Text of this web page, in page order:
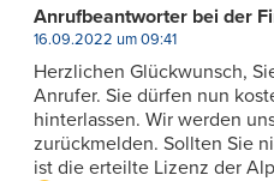
Anrufbeantworter bei der
16.09.2022 um 09:41
Herzlichen Glückwunsch,
Anrufer. Sie dürfen nun
hinterlassen. Wir werden
zurückmelden. Sollten Sie
ist die erteilte Lizenz der